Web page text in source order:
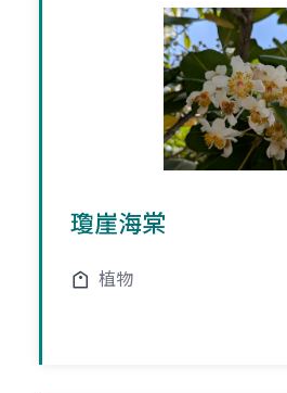
瓊崖海棠
植物